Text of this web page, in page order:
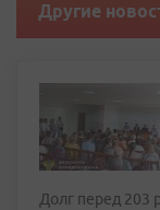
Другие
Долг перед 203